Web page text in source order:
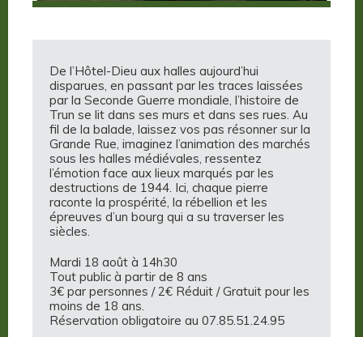
De l’Hôtel-Dieu aux halles aujourd’hui
disparues, en passant par les traces laissées
par la Seconde Guerre mondiale, l’histoire de
Trun se lit dans ses murs et dans ses rues. Au
fil de la balade, laissez vos pas résonner sur la
Grande Rue, imaginez l’animation des marchés
sous les halles médiévales, ressentez
l’émotion face aux lieux marqués par les
destructions de 1944. Ici, chaque pierre
raconte la prospérité, la rébellion et les
épreuves d’un bourg qui a su traverser les
siècles.
Mardi 18 août à 14h30
Tout public à partir de 8 ans
3€ par personnes / 2€ Réduit / Gratuit pour les
moins de 18 ans.
Réservation obligatoire au 07.85.51.24.95